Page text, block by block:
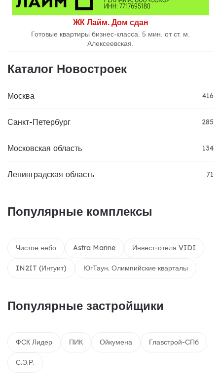
ЖК Лайм. Дом сдан
Готовые квартиры бизнес-класса. 5 мин. от ст. м.
Алексеевская.
Каталог Новостроек
Москва 416
Санкт-Петербург 285
Московская область 134
Ленинградская область 71
Популярные комплексы
Чистое небо Astra Marine Инвест-отеля VIDI
IN2IT (Интуит) ЮгТаун. Олимпийские кварталы
Популярные застройщики
ФСК Лидер ПИК Ойкумена Главстрой-СПб
С.Э.Р.